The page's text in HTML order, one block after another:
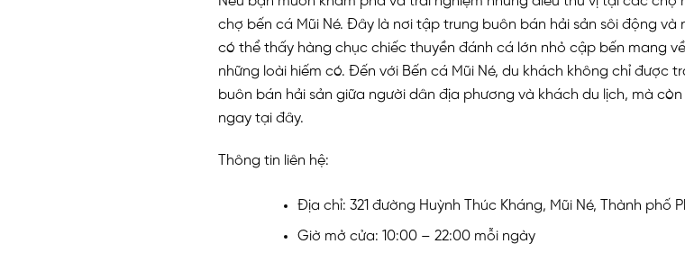
chợ bến cá Mũi Né. Đây là nơi tập trung buôn bán hải sản sôi động và
có thể thấy hàng chục chiếc thuyền đánh cá lớn nhỏ cập bến mang
những loài hiếm có. Đến với Bến cá Mũi Né, du khách không chỉ được
buôn bán hải sản giữa người dân địa phương và khách du lịch, mà
ngay tại đây.
Thông tin liên hệ:
Địa chỉ: 321 đường Huỳnh Thúc Kháng, Mũi Né, Thành phố
Giờ mở cửa: 10:00 – 22:00 mỗi ngày